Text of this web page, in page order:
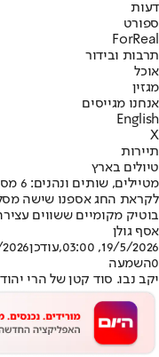
דעות
ספורט
ForReal
תרבות ובידור
אוכל
מגזין
אנחנו מגייסים
English
X
תיירות
טיולים בארץ
מטיילים, שותים ונהנים: 6 מסלולים עם יקב בוטיק סמוך
לקראת החג אספנו שישה
בוטיק מקומיים ששווים
אסף גולן
19/5/2026, 03:00
,עודכן08:15
0השמעה
יקב נבו. סוד קטן של הרי